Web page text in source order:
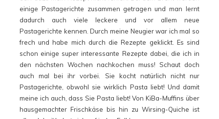
einige Pastagerichte zusammen getragen und man lernt
dadurch auch viele leckere und vor allem neue
Pastagerichte kennen. Durch meine Neugier war ich mal so
frech und habe mich durch die Rezepte geklickt. Es sind
schon einige super interessante Rezepte dabei, die ich in
den nächsten Wochen nachkochen muss! Schaut doch
auch mal bei ihr vorbei. Sie kocht natürlich nicht nur
Pastagerichte, obwohl sie wirklich Pasta liebt! Und damit
meine ich auch, dass Sie Pasta liebt! Von KiBa-Muffins über
hausgemachter Frischkäse bis hin zu Wirsing-Quiche ist